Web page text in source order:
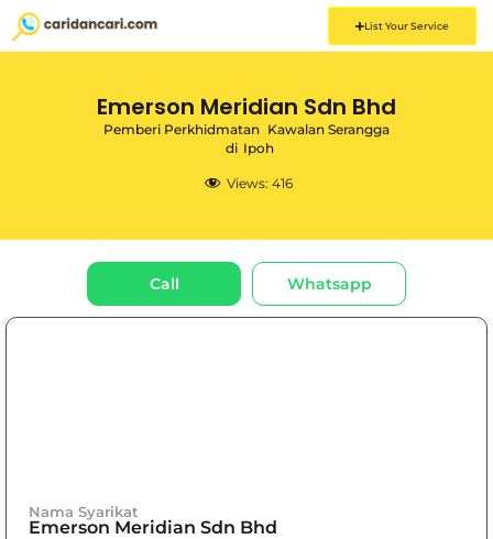
List Your Service
Emerson Meridian Sdn Bhd
Pemberi Perkhidmatan Kawalan Serangga
di Ipoh
Views: 416
Call Whatsapp
Nama Syarikat
Emerson Meridian Sdn Bhd